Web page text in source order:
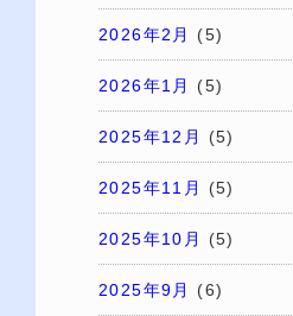
2026年2月 (5)
2026年1月 (5)
2025年12月 (5)
2025年11月 (5)
2025年10月 (5)
2025年9月 (6)